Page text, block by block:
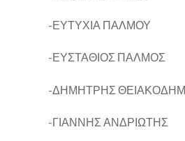
-ΕΥΤΥΧΙΑ ΠΑΛΜΟΥ
-ΕΥΣΤΑΘΙΟΣ ΠΑΛΜΟΣ
-ΔΗΜΗΤΡΗΣ
-ΓΙΑΝΝΗΣ ΑΝΔΡΙΩΤΗΣ